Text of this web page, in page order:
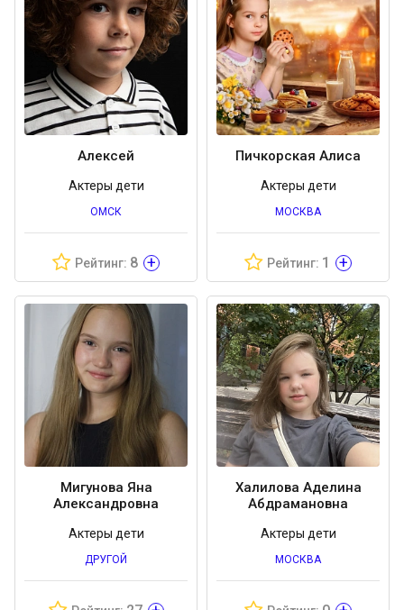
Алексей
Актеры дети
ОМСК
Рейтинг: 8 +
Пичкорская Алиса
Актеры дети
МОСКВА
Рейтинг: 1 +
Мигунова Яна
Александровна
Актеры дети
ДРУГОЙ
Халилова Аделина
Абдрамановна
Актеры дети
МОСКВА